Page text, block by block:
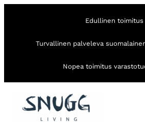
Edullinen toimitus
Turvallinen palveleva
Nopea toimitus